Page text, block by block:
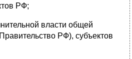
РФ;
власти общей
РФ), субъектов